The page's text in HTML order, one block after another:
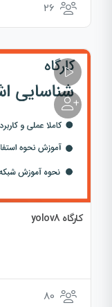
26
کارگاه yolov8
80